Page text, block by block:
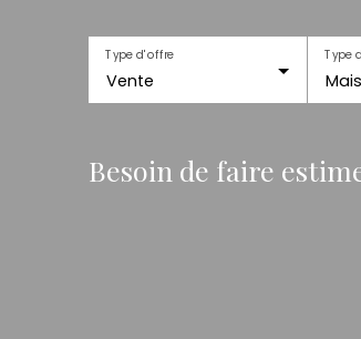
Vente
Type d'offre Type
Besoin de faire